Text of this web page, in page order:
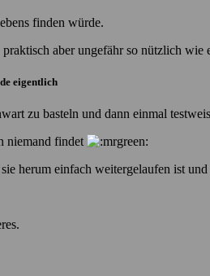
finden würde.
aber ungefähr so nützlich
eigentlich
zu basteln und dann einmal
niemand findet
herum einfach weitergelaufen ist und